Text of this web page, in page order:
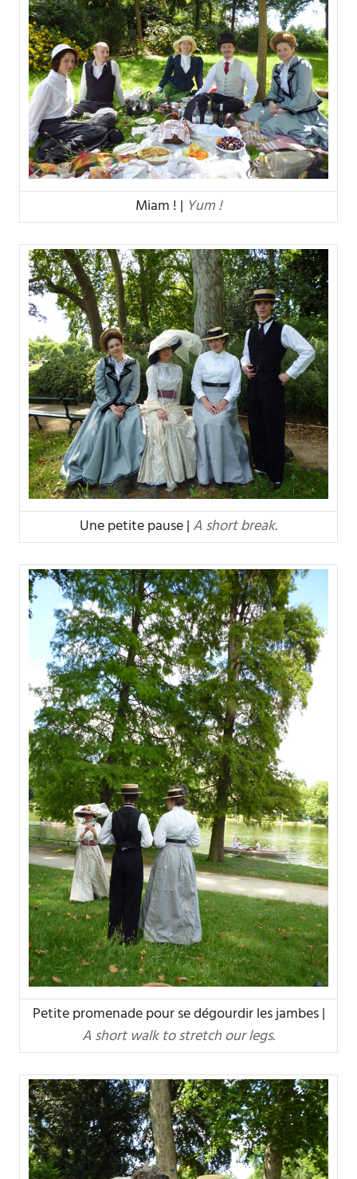
Miam ! | Yum !
Une petite pause | A short break.
Petite promenade pour se dégourdir les jambes |
A short walk to stretch our legs.